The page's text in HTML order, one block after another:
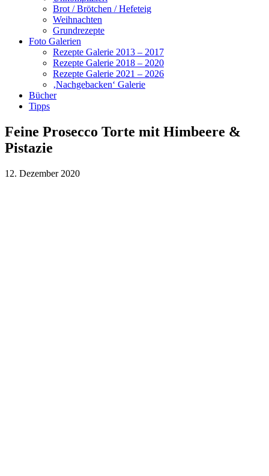
Brot / Brötchen / Hefeteig
Weihnachten
Grundrezepte
Foto Galerien
Rezepte Galerie 2013 – 2017
Rezepte Galerie 2018 – 2020
Rezepte Galerie 2021 – 2026
‚Nachgebacken‘ Galerie
Bücher
Tipps
Feine Prosecco Torte mit Himbeere &
Pistazie
12. Dezember 2020